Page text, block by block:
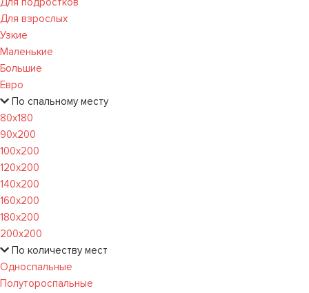
Для взрослых
Узкие
Маленькие
Большие
Евро
По спальному месту
80х180
90х200
100х200
120x200
140х200
160х200
180х200
200х200
По количеству мест
Односпальные
Полутороспальные